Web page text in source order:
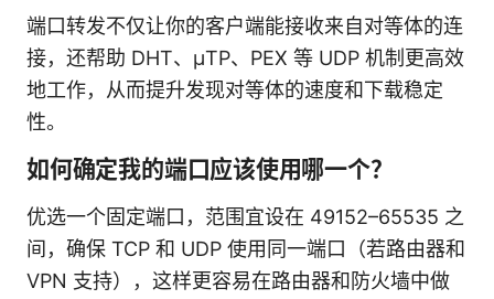
端口转发不仅让你的客户端能接收来自对等体的连
接，还帮助 DHT、μTP、PEX 等 UDP 机制更高效
地工作，从而提升发现对等体的速度和下载稳定
性。
如何确定我的端口应该使用哪一个？
优选一个固定端口，范围宜设在 49152–65535 之
间，确保 TCP 和 UDP 使用同一端口（若路由器和
VPN 支持），这样更容易在路由器和防火墙中做